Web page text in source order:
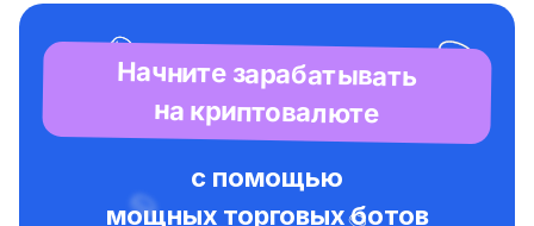
Начните зарабатывать
на криптовалюте
с помощью
мощных торговых ботов